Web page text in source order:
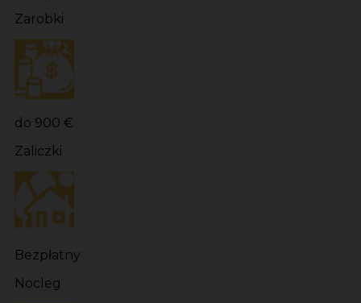
Zarobki
do 900 €
Zaliczki
Bezpłatny
Nocleg